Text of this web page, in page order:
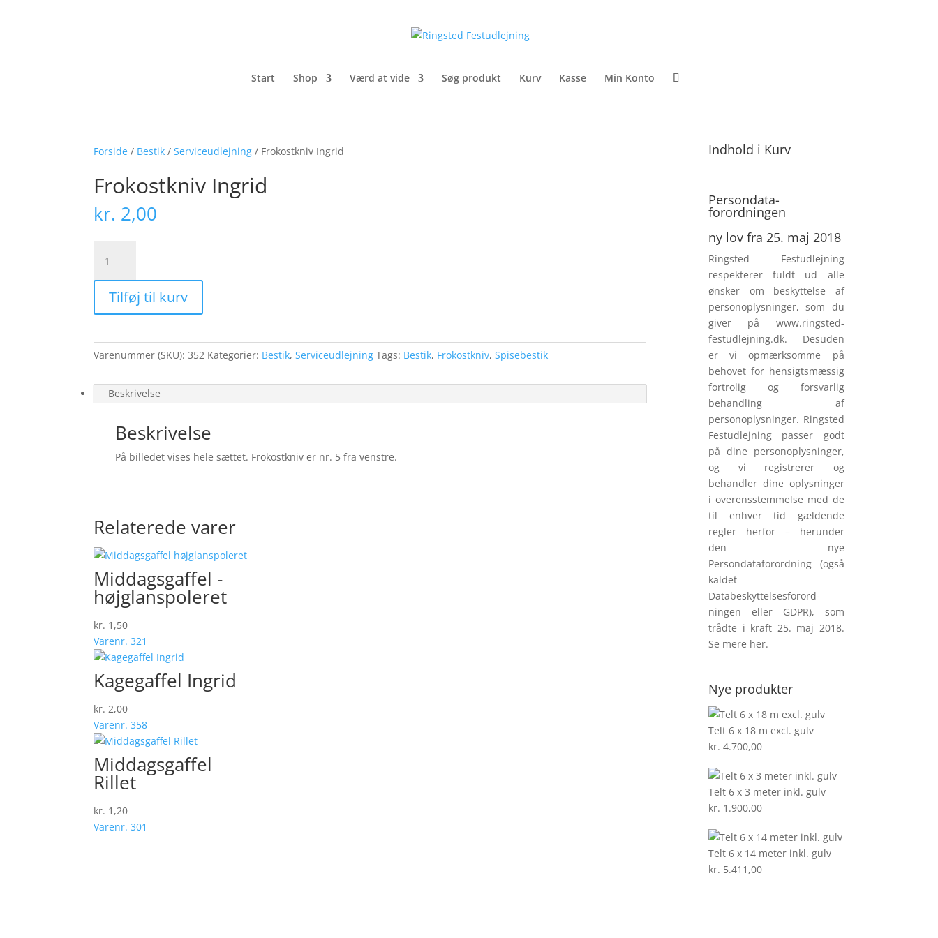
Start Shop Værd at vide Søg produkt Kurv Kasse Min Konto
Forside / Bestik /Serviceudlejning / Frokostkniv ­Ingrid
Frokostkniv ­Ingrid
kr. 2,00
Ingrid
antalTilføj til kurv
Varenummer (SKU):352 Kategorier: Bestik,Serviceudlejning Tags: Bestik, Frokostkniv,Spisebestik
Beskrivelse
Beskrivelse
På billedet vises hele sættet. Frokostkniv er nr. 5 fra venstre.
Relaterede varer
Middagsgaffel ­
højglanspole­ret
kr. 1,50
Varenr. 321
Kagegaffel ­Ingrid
kr. 2,00
Varenr. 358
Middagsgaffel
Rillet
kr. 1,20
Varenr. 301
Indhold i Kurv
Persondata­
forordningen
ny lov fra 25. maj 2018
Ringsted Festudlejning
respek­terer fuldt ud alle
ønsker om beskyttelse af
personoplysninger, som du
giver på www.ringsted-
festudlejning.dk. Desuden
er vi opmærksomme på
behovet for hensigtsmæssig
fortrolig og forsvarlig
behandling af
personoplysninger. Ringsted
Festudlejning passer godt
på dine personoplysninger,
og vi registrerer og
behandler dine oplysninger
i overensstemmelse med de
til enhver tid gældende
regler herfor – herunder
den nye
Persondataforordning (også
kaldet
Databeskyttelsesforord­
ningen eller GDPR), som
trådte i kraft 25. maj 2018.
Se mere her.
Nye produkter
Telt 6 x 18 m excl. gulv
kr. 4.700,00
Telt 6 x 3 meter inkl. gulv
kr. 1.900,00
Telt 6 x 14 meter inkl. gulv
kr. 5.411,00